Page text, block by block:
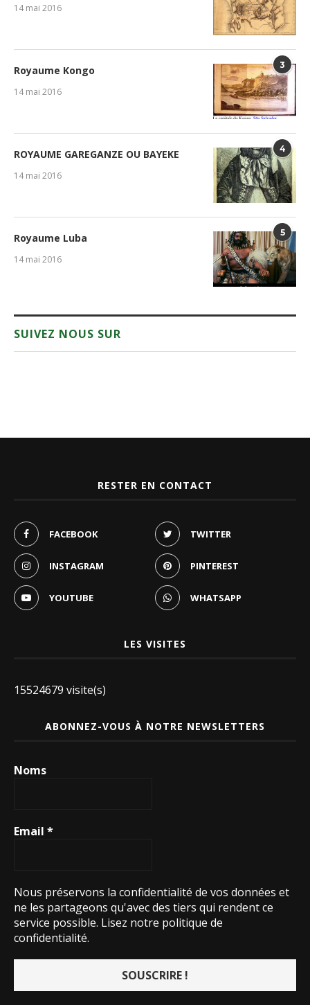
14 mai 2016
3
Royaume Kongo
14 mai 2016
4
ROYAUME GAREGANZE OU BAYEKE
14 mai 2016
5
Royaume Luba
14 mai 2016
SUIVEZ NOUS SUR
RESTER EN CONTACT
FACEBOOK TWITTER
INSTAGRAM PINTEREST
YOUTUBE WHATSAPP
LES VISITES
15524679 visite(s)
ABONNEZ-VOUS À NOTRE NEWSLETTERS
Noms
Email *
Nous préservons la confidentialité de vos données et
ne les partageons qu'avec des tiers qui rendent ce
service possible. Lisez notre politique de
confidentialité.